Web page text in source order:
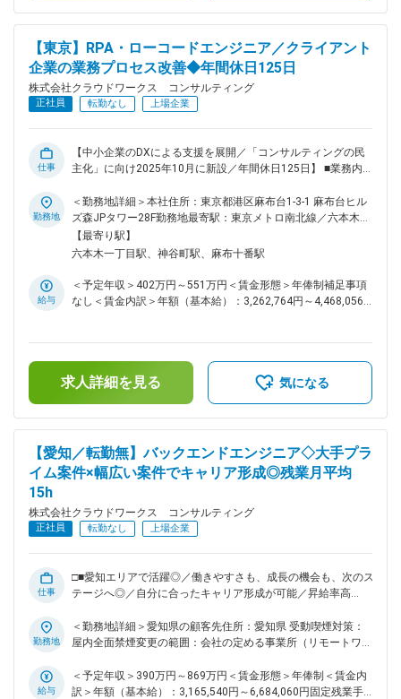
開発を行うフロントエンドエンジニアにとってベーシックなプ
ロジェクトが基本です。開発手法はウォーターフォール開発も
ありますがクラウドネイティブな環境でアジャイル開発やスク
ラム開発、サービス、DevOpsなど最先端の開発を行うことも
可能です。 ■業務の特徴： ～社内請負案件拡大中／スキルを
磨き、キャリアを広げるクラウドワークスグループで次のステ
自社内でもスキルアップできるチャンスが加速中です。 ・最
先端技術に触れられる外部プロジェクト ・要件定義や設計か
ムの立ち上げや拡大にも即参画可能、キャリアの選択肢が今ま
で以上に広がります。 ■当社の魅力： 2025年10月、クラウド
ワークス コンサルティングは社名を変更し、新しい仲間を迎
え、新しく生まれ変わりました。現在エンジニアの働き方・給
条件面だけでなく、様々なプロジェクトへの参画も期待されま
す。 変更の範囲：会社の定める業務
固定手当を含めた表記です。
【東京】RPA・ローコードエンジニア／クライアント
企業の業務プロセス改善◆年間休日125日
株式会社クラウドワークス コンサルティング
正社員 転勤なし 上場企業
仕事
【中小企業のDXによる支援を展開／「コンサルティングの民
主化」に向け2025年10月に新設／年間休日125日】 ■業務内
用いて支援するコンサルタント／エンジニアとしてご活躍いた
だきます。豊富な案件の中から、スキルやキャリアプランに最
適なプロジェクトをお任せします。 主な活躍の場は、RPAツ
ールとして高いシェアを誇る「UiPath」、 そして導入企業が
ェクトです。 ※最近では、従来のRPAの枠を超え、AIエージェ
ントなどを活用した、より高度で広範囲な業務自動化プロジェ
ルティング…業務プロセスの可視化・分析（BPR、プロセスマ
イニング）、課題抽出、自動化ソリューションの企画や提案等
・ソリューション提供…RPA・ローコード（UiPath/Power
Platform等）、生成AI、OCRなどを活用したシステムの要件定
向けの研修講師、市民開発の推進・ガバナンス構築支援、運用
保守体制の構築等 ■当社の特徴： 資金力のある大手企業だけ
でなく、人材不足やノウハウ不足に悩む中小企業のDXによる
支援を実施しております。 上記を達成するため転職時の一瞬
り多くのエンジニアの方々に自分らしく活躍いただける環境を
構築いたしました。 そんな当社ならではの環境にて一人ひと
りを大切に、あなたのペースで、あなたらしく働けることをお
約束します。 ■別枠の必須条件のほか、下記該当する方歓迎：
・RPA導入プロジェクトにおける上流工程の経験 ・プロジェ
クトリーダーやマネジメントの経験 ・VBA、Python、C#など
業務での活用経験 ・顧客への研修やトレーニングの講師経験
・WinActo、BizRobo!、Automation Anywhererなど、他の
勤務地
＜勤務地詳細＞本社住所：東京都港区麻布台1-3-1 麻布台ヒル
ズ森JPタワー28F勤務地最寄駅：東京メトロ南北線／六本木一
丁目駅受動喫煙対策：屋内喫煙可能場所あり変更の範囲：会社
の定める事業所（リモートワーク含む）
【最寄り駅】
六本木一丁目駅、神谷町駅、麻布十番駅
給与
＜予定年収＞402万円～551万円＜賃金形態＞年俸制補足事項
なし＜賃金内訳＞年額（基本給）：3,262,764円～4,468,056
有無＞有＜残業手当＞有＜給与補足＞※給与詳細は、スキル・
経験により決定します。■昇給：年1回■業績賞与：あり賃金は
あくまでも目安の金額であり、選考を通じて上下する可能性が
求人詳細を見る 気になる
【愛知／転勤無】バックエンドエンジニア◇大手プラ
イム案件×幅広い案件でキャリア形成◎残業月平均
15h
株式会社クラウドワークス コンサルティング
正社員 転勤なし 上場企業
仕事
□■愛知エリアで活躍◎／働きやすさも、成長の機会も、次のス
テージへ◎／自分に合ったキャリア形成が可能／昇給率高
数／これまでの経験を活かしてスキルアップ可能■□ ■業務内
容： ～Web系・オープン系など新規開発案件・保守開発案件
WEB・オープン系を中心とした開発案件の要件定義、基本設
計などの上流工程から開発、テスト、運用まで、キャリアプラ
勤務地
＜勤務地詳細＞愛知県の顧客先住所：愛知県 受動喫煙対策：
屋内全面禁煙変更の範囲：会社の定める事業所（リモートワー
給与
＜予定年収＞390万円～869万円＜賃金形態＞年俸制＜賃金内
訳＞年額（基本給）：3,165,540円～6,684,060円固定残業手